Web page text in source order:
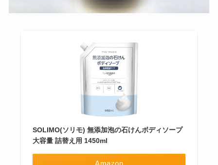
SOLIMO(ソリモ) 無添加泡の石けんボディソープ
大容量 詰替え用 1450ml
Amazon